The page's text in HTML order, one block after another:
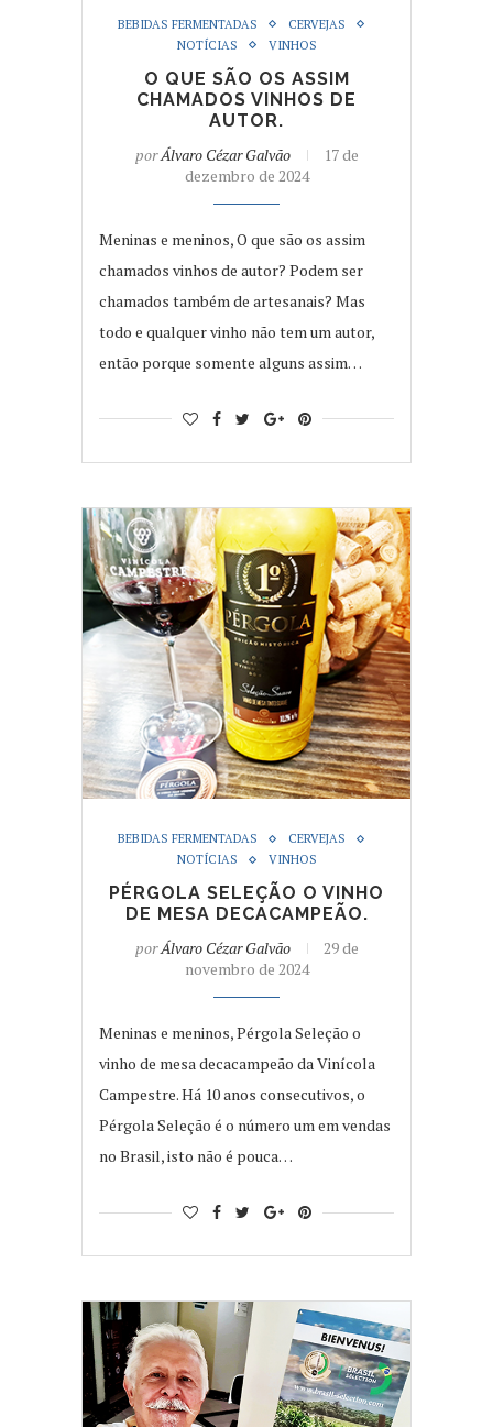
BEBIDAS FERMENTADAS
CERVEJAS
NOTÍCIAS
VINHOS
O QUE SÃO OS ASSIM
CHAMADOS VINHOS DE
AUTOR.
porÁlvaro Cézar Galvão
17 de
dezembro de 2024
Meninas e meninos, O que são os assim
chamados vinhos de autor? Podem ser
chamados também de artesanais? Mas
todo e qualquer vinho não tem um autor,
então porque somente alguns assim…
BEBIDAS FERMENTADAS
CERVEJAS
NOTÍCIAS
VINHOS
PÉRGOLA SELEÇÃO O VINHO
DE MESA DECACAMPEÃO.
porÁlvaro Cézar Galvão
29 de
novembro de 2024
Meninas e meninos, Pérgola Seleção o
vinho de mesa decacampeão da Vinícola
Campestre. Há 10 anos consecutivos, o
Pérgola Seleção é o número um em vendas
no Brasil, isto não é pouca…